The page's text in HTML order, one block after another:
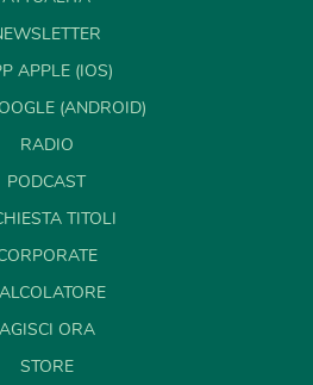
APPLE (IOS)
(ANDROID)
RADIO
PODCAST
TITOLI
AGISCI ORA
STORE